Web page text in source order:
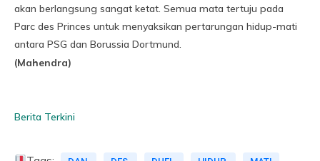
akan berlangsung sangat ketat. Semua mata tertuju pada
Parc des Princes untuk menyaksikan pertarungan hidup-mati
antara PSG dan Borussia Dortmund.
(Mahendra)
Berita Terkini